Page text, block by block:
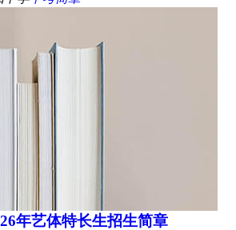
年艺体特长生招生简章